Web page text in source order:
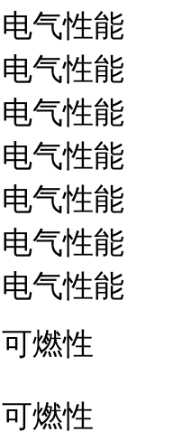
电气性能
电气性能
电气性能
电气性能
电气性能
电气性能
电气性能
可燃性
可燃性